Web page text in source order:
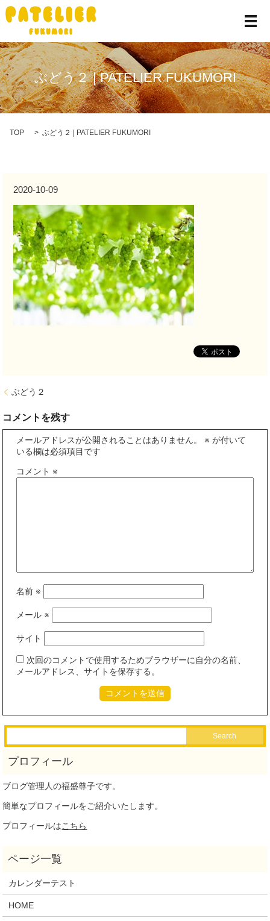
メ
ぶどう２ | PATELIER FUKUMORI
TOP ぶどう２ | PATELIER FUKUMORI
2020-10-09
ぶどう２
コメントを残す
メールアドレスが公開されることはありません。 ※ が付いて
いる欄は必須項目です
コメント ※
名前 ※
メール ※
サイト
次回のコメントで使用するためブラウザーに自分の名前、
メールアドレス、サイトを保存する。
ブログ管理人の福盛尊子です。
簡単なプロフィールをご紹介いたします。
プロフィールはこちら
カレンダーテスト
HOME